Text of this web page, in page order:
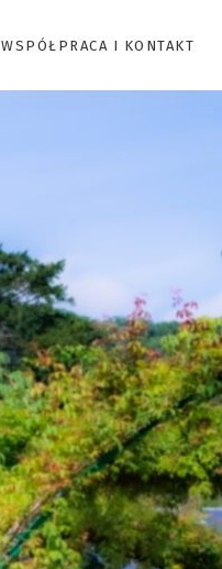
WSPÓŁPRACA I KONTAKT